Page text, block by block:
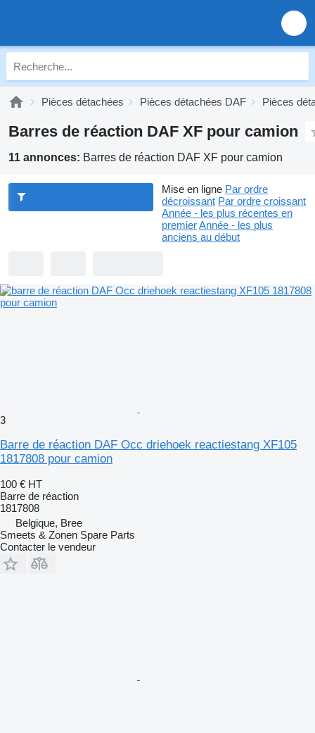
Pièces détachées Pièces détachées DAF Pièces
Barres de réaction DAF XF pour camion
11 annonces: Barres de réaction DAF XF pour camion
Mise en ligne Par ordre
décroissant Par ordre croissant
Année - les plus récentes en
premierAnnée - les plus
anciens au début
3
Barre de réaction DAF Occ driehoek reactiestang XF105
1817808 pour camion
100 € HT
Barre de réaction
1817808
Belgique, Bree
Smeets & Zonen Spare Parts
Contacter le vendeur